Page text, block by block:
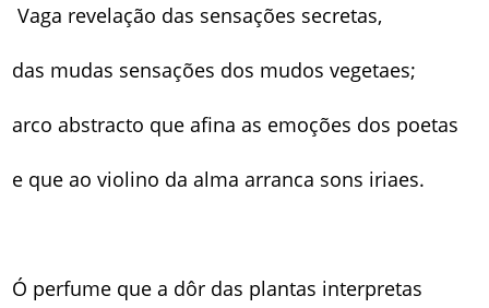
Vaga revelação das sensações secretas,
das mudas sensações dos mudos vegetaes;
arco abstracto que afina as emoções dos poetas
e que ao violino da alma arranca sons iriaes.
Ó perfume que a dôr das plantas interpretas